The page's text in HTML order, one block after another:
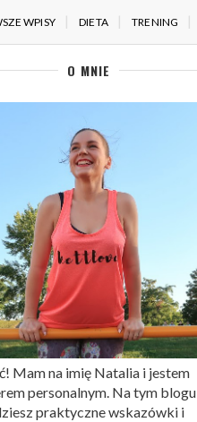
WPISY DIETA TRENING
O MNIE
Mam na imię Natalia i jestem
personalnym. Na tym blogu
praktyczne wskazówki i